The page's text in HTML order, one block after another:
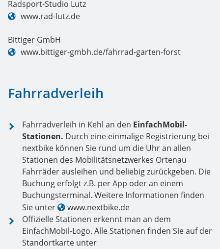
Radsport-Studio Lutz
www.rad-lutz.de
Bittiger GmbH
www.bittiger-gmbh.de/fahrrad-garten-forst
Fahrradverleih
Fahrradverleih in Kehl an den EinfachMobil-
Stationen. Durch eine einmalige Registrierung bei
nextbike können Sie rund um die Uhr an allen
Stationen des Mobilitätsnetzwerkes Ortenau
Fahrräder ausleihen und beliebig zurückgeben. Die
Buchung erfolgt z.B. per App oder an einem
Buchungsterminal. Weitere Informationen finden
Sie unter
www.nextbike.de
Offizielle Stationen erkennt man an dem
EinfachMobil-Logo. Alle Stationen finden Sie auf der
Standortkarte unter